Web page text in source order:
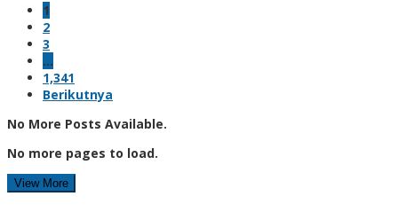
1
2
3
…
1,341
Berikutnya
No More Posts Available.
No more pages to load.
View More